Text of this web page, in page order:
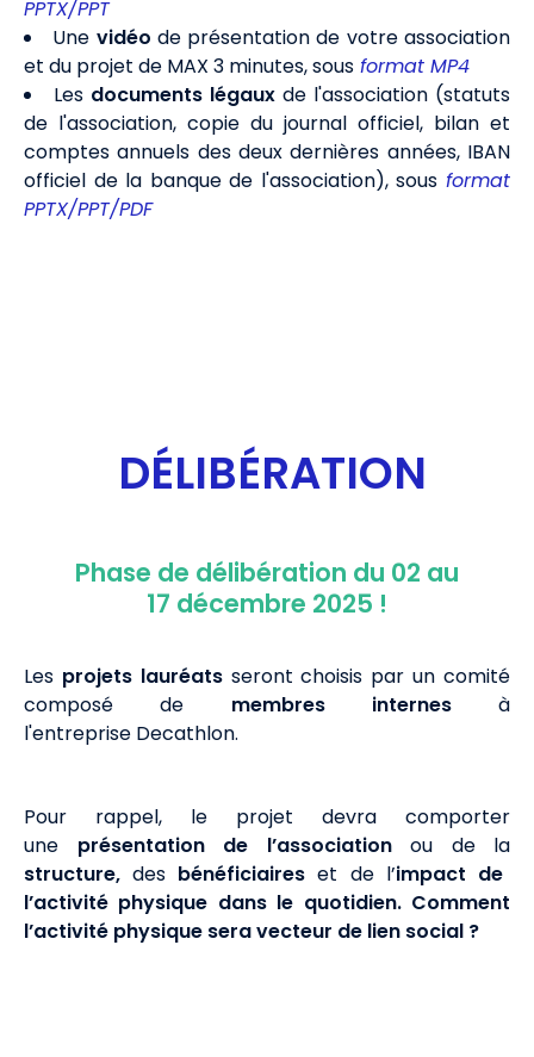
PPTX/PPT
Une vidéo de présentation de votre association
et du projet de MAX 3 minutes, sous format MP4
Les documents légaux de l'association (statuts
de l'association, copie du journal officiel, bilan et
comptes annuels des deux dernières années, IBAN
officiel de la banque de l'association), sous format
PPTX/PPT/PDF
DÉLIBÉRATION
Phase de délibération du 02 au
17 décembre 2025 !
Les projets lauréatsseront choisis par un comité
composé de membres internesà
l'entreprise Decathlon.
Pour rappel, le projet devra comporter
une présentation de l’association ou de la
structure,des bénéficiaireset de l’impact de
l’activité physique dans le quotidien. Comment
l’activité physique sera vecteur de lien social ?